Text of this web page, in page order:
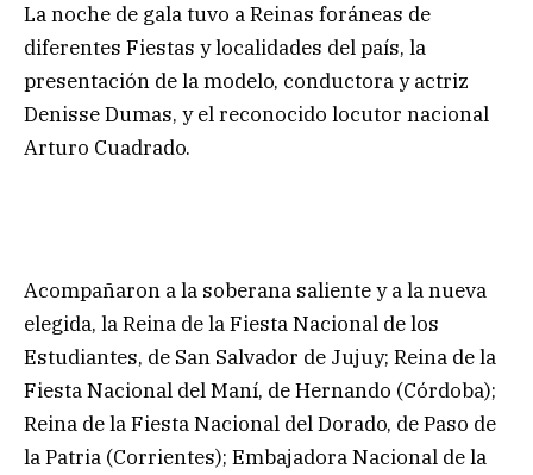
La noche de gala tuvo a Reinas foráneas de
diferentes Fiestas y localidades del país, la
presentación de la modelo, conductora y actriz
Denisse Dumas, y el reconocido locutor nacional
Arturo Cuadrado.
Acompañaron a la soberana saliente y a la nueva
elegida, la Reina de la Fiesta Nacional de los
Estudiantes, de San Salvador de Jujuy; Reina de la
Fiesta Nacional del Maní, de Hernando (Córdoba);
Reina de la Fiesta Nacional del Dorado, de Paso de
la Patria (Corrientes); Embajadora Nacional de la